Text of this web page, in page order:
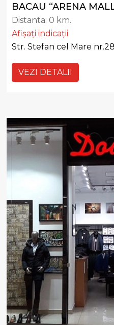
BACAU “ARENA
Distanta: 0 km.
Afișați indicații
Str. Stefan cel Mare nr.28
VEZI DETALII